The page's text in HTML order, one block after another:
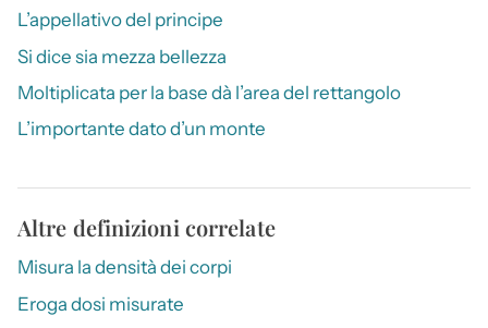
L’appellativo del principe
Si dice sia mezza bellezza
Moltiplicata per la base dà l’area del rettangolo
L’importante dato d’un monte
Altre definizioni correlate
Misura la densità dei corpi
Eroga dosi misurate